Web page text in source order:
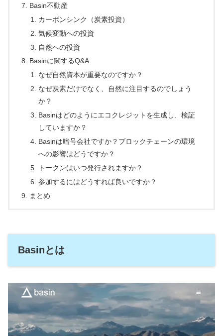
Basin不動産
カーボンシンク（炭素投資）
気候変動への投資
自然への投資
Basinに関するQ&A
なぜ自然資本が重要なのですか？
なぜ炭素だけでなく、自然に注目するのでしょう
か？
Basinはどのようにエコクレジットを生成し、検証
していますか？
Basinは暗号会社ですか？ブロックチェーンの環境
への影響はどうですか？
トークンはいつ発行されますか？
参加するにはどうすれば良いですか？
まとめ
Basinとは